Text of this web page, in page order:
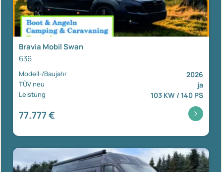
Bravia Mobil Swan
636
Modell-/Baujahr 2026
TÜV neu ja
Leistung 103 KW / 140 PS
77.777 €